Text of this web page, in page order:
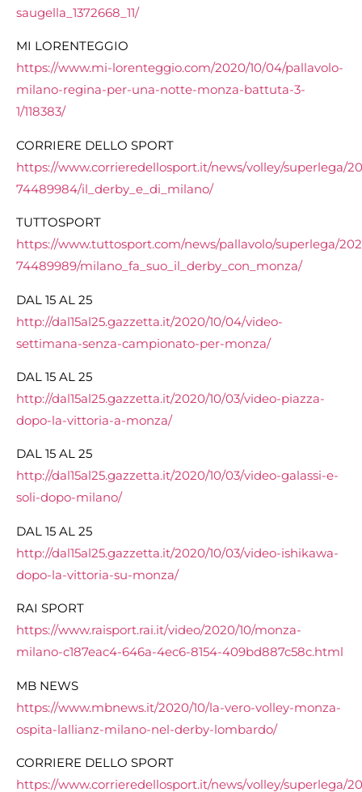
saugella_1372668_11/
MI LORENTEGGIO
https://www.mi-lorenteggio.com/2020/10/04/pallavolo-
milano-regina-per-una-notte-monza-battuta-3-
1/118383/
CORRIERE DELLO SPORT
https://www.corrieredellosport.it/news/volley/superlega/
74489984/il_derby_e_di_milano/
TUTTOSPORT
https://www.tuttosport.com/news/pallavolo/superlega/
74489989/milano_fa_suo_il_derby_con_monza/
DAL 15 AL 25
http://dal15al25.gazzetta.it/2020/10/04/video-
settimana-senza-campionato-per-monza/
DAL 15 AL 25
http://dal15al25.gazzetta.it/2020/10/03/video-piazza-
dopo-la-vittoria-a-monza/
DAL 15 AL 25
http://dal15al25.gazzetta.it/2020/10/03/video-galassi-e-
soli-dopo-milano/
DAL 15 AL 25
http://dal15al25.gazzetta.it/2020/10/03/video-ishikawa-
dopo-la-vittoria-su-monza/
RAI SPORT
https://www.raisport.rai.it/video/2020/10/monza-
milano-c187eac4-646a-4ec6-8154-409bd887c58c.html
MB NEWS
https://www.mbnews.it/2020/10/la-vero-volley-monza-
ospita-lallianz-milano-nel-derby-lombardo/
CORRIERE DELLO SPORT
https://www.corrieredellosport.it/news/volley/superlega/